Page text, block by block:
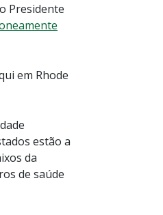
Presidente
em Rhode
estão a
da
de saúde